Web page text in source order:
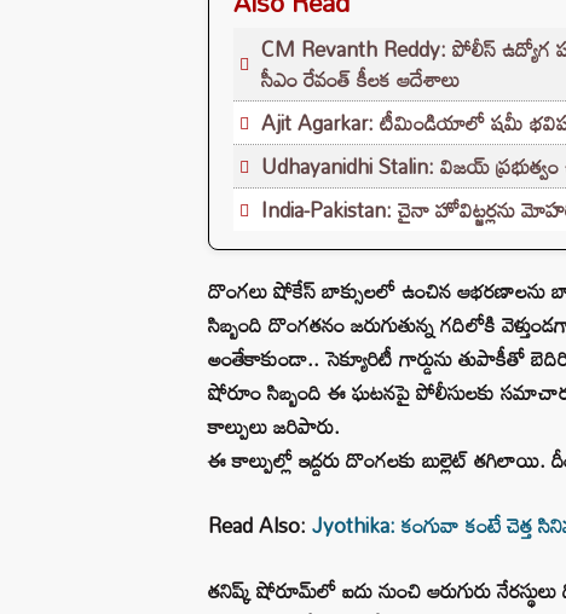
CM Revanth Reddy: పోలీస్ ఉద్యోగ
సీఎం రేవంత్ కీలక ఆదేశాలు
Ajit Agarkar: టీమిండియాలో షమీ
Udhayanidhi Stalin: విజయ్
India-Pakistan: చైనా హోవిట్జర్లను
దొంగలు షోకేస్ బాక్సులలో ఉంచిన ఆభరణాలను
సిబ్బంది దొంగతనం జరుగుతున్న గదిలోకి
అంతేకాకుండా.. సెక్యూరిటీ గార్డును తుపాకీతో
షోరూం సిబ్బంది ఈ ఘటనపై పోలీసులకు
కాల్పులు జరిపారు.
ఈ కాల్పుల్లో ఇద్దరు దొంగలకు బుల్లెట్ తగిలాయి.
Read Also:Jyothika: కంగువా కంటే
తనిష్క్ షోరూమ్‌లో ఐదు నుంచి ఆరుగురు